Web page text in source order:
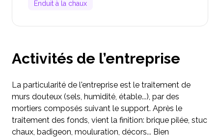
Enduit à la chaux
Activités de l’entreprise
La particularité de l'entreprise est le traitement de
murs douteux (sels, humidité, étable...), par des
mortiers composés suivant le support. Après le
traitement des fonds, vient la finition: brique pilée, stuc
chaux, badigeon, mouluration, décors... Bien